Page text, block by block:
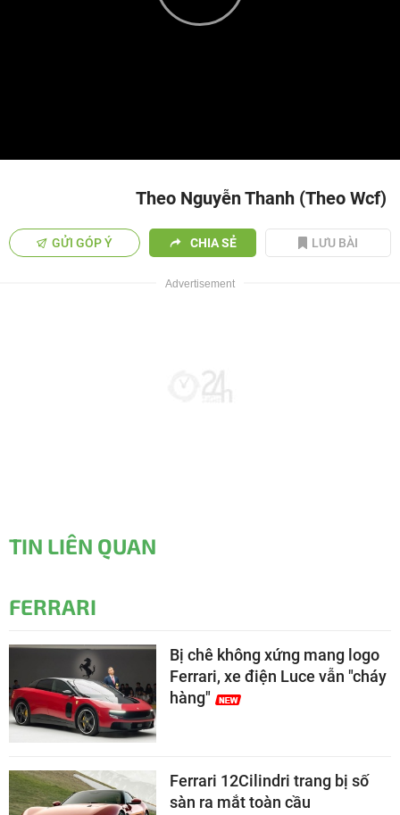
Play
Theo Nguyễn Thanh (Theo Wcf)
GỬI GÓP Ý CHIA SẺ LƯU BÀI
TIN LIÊN QUAN
FERRARI
Bị chê không xứng mang logo
Ferrari, xe điện Luce vẫn "cháy
hàng"
Ferrari 12Cilindri trang bị số
sàn ra mắt toàn cầu